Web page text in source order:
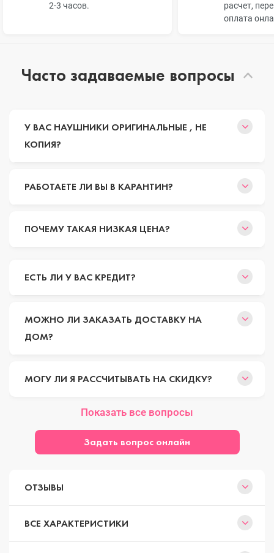
2-3 часов.
расчет,
оплата
Часто задаваемые вопросы
У ВАС НАУШНИКИ ОРИГИНАЛЬНЫЕ , НЕ
КОПИЯ?
РАБОТАЕТЕ ЛИ ВЫ В КАРАНТИН?
ПОЧЕМУ ТАКАЯ НИЗКАЯ ЦЕНА?
ЕСТЬ ЛИ У ВАС КРЕДИТ?
МОЖНО ЛИ ЗАКАЗАТЬ ДОСТАВКУ НА
ДОМ?
МОГУ ЛИ Я РАССЧИТЫВАТЬ НА СКИДКУ?
Показать все вопросы
Задать вопрос онлайн
ОТЗЫВЫ
ВСЕ ХАРАКТЕРИСТИКИ